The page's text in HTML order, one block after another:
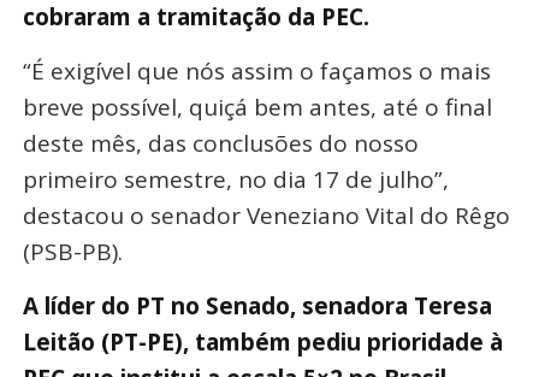
cobraram a tramitação da PEC.
“É exigível que nós assim o façamos o mais
breve possível, quiçá bem antes, até o final
deste mês, das conclusões do nosso
primeiro semestre, no dia 17 de julho”,
destacou o senador Veneziano Vital do Rêgo
(PSB-PB).
A líder do PT no Senado, senadora Teresa
Leitão (PT-PE), também pediu prioridade à